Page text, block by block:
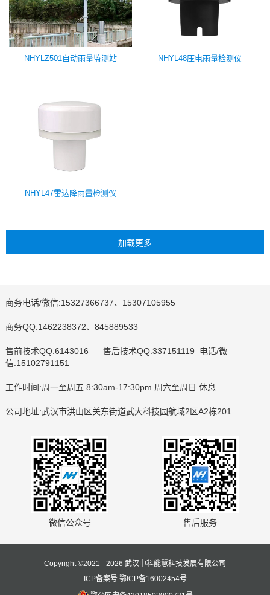
NHYLZ501自动雨量监测站 NHYL48压电雨量检测仪
NHYL47雷达降雨量检测仪
商务电话/微信:15327366737、15307105955
商务QQ:1462238372、845889533
售前技术QQ:6143016 售后技术QQ:337151119 电话/微
信:15102791151
工作时间:周一至周五 8:30am-17:30pm 周六至周日 休息
公司地址:武汉市洪山区关东街道武大科技园航域2区A2栋201
微信公众号 售后服务
Copyright ©2021 - 2026 武汉中科能慧科技发展有限公司
ICP备案号:鄂ICP备16002454号